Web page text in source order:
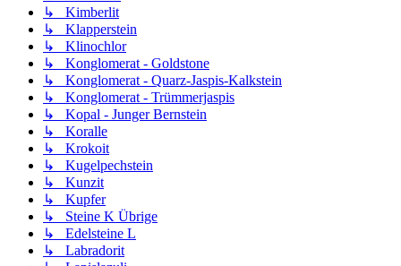
↳ Kimberlit
↳ Klapperstein
↳ Klinochlor
↳ Konglomerat - Goldstone
↳ Konglomerat - Quarz-Jaspis-Kalkstein
↳ Konglomerat - Trümmerjaspis
↳ Kopal - Junger Bernstein
↳ Koralle
↳ Krokoit
↳ Kugelpechstein
↳ Kunzit
↳ Kupfer
↳ Steine K Übrige
↳ Edelsteine L
↳ Labradorit